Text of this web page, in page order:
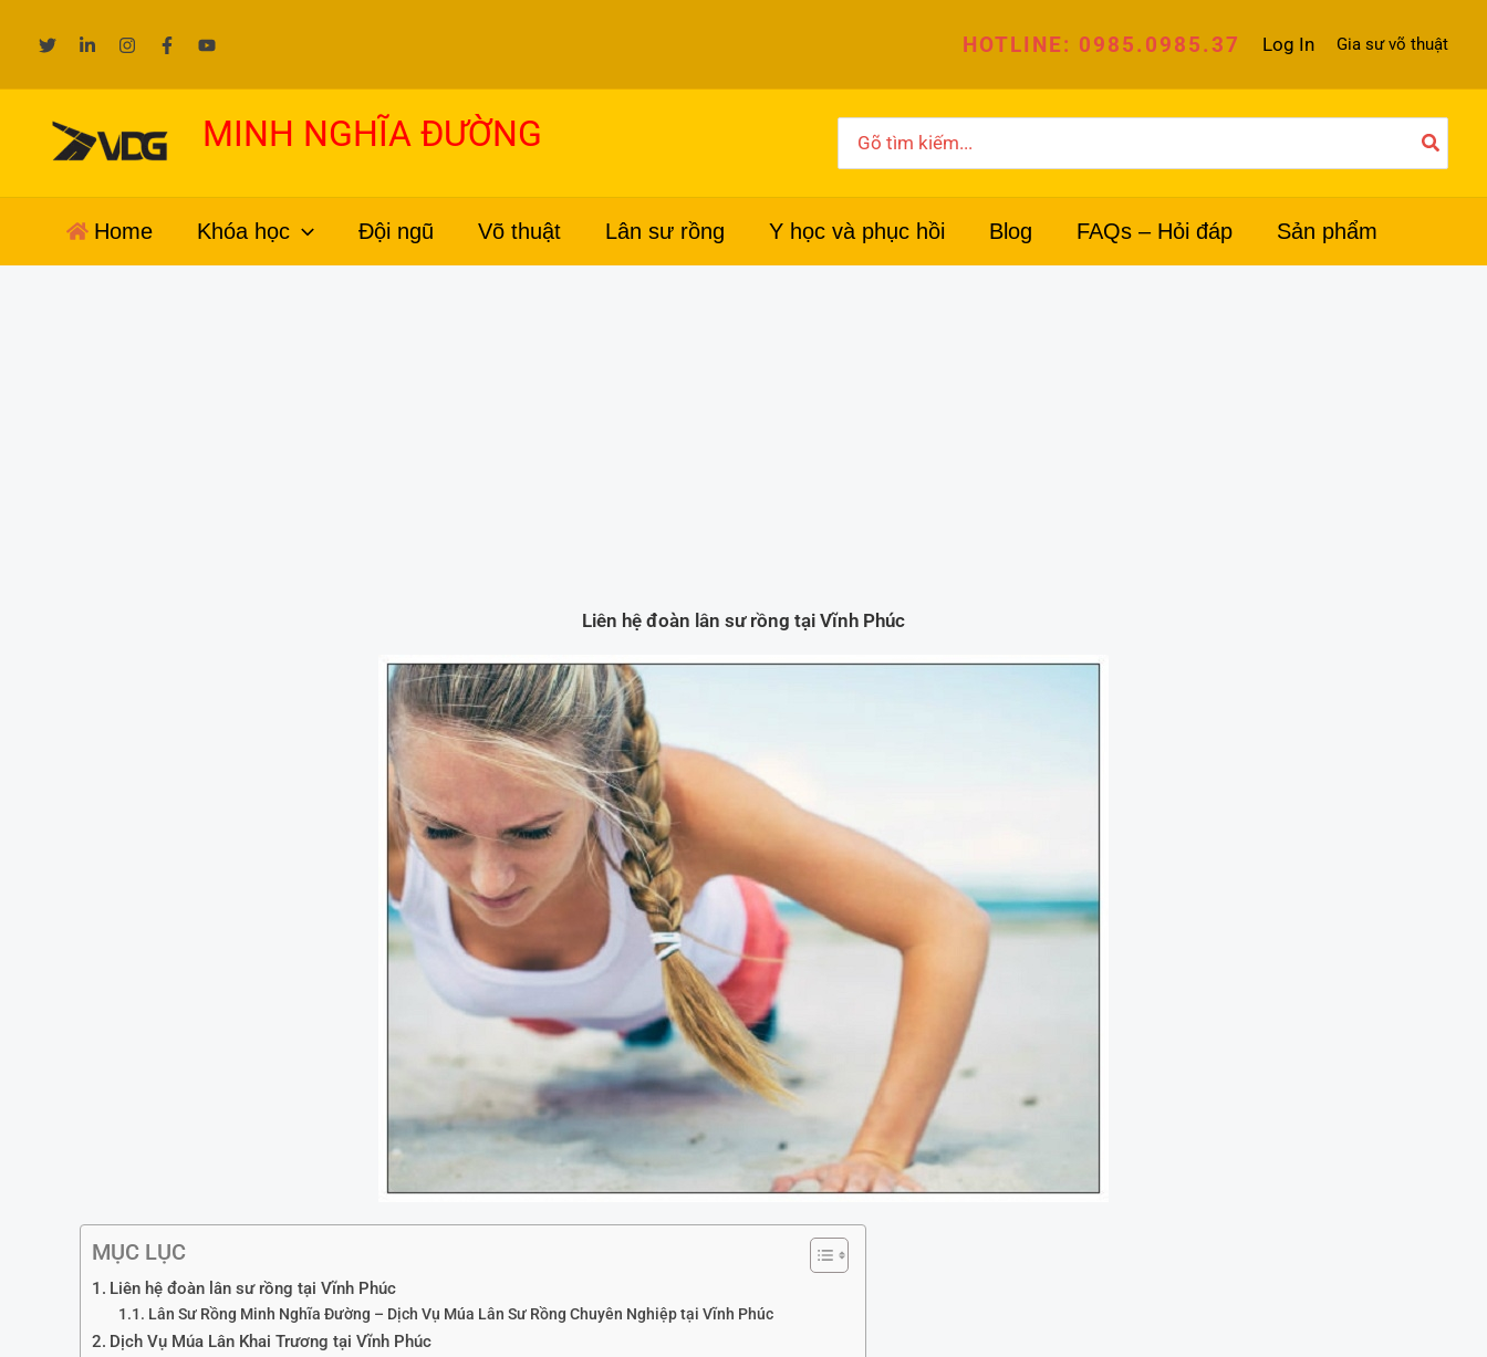
dung
HOTLINE: 0985.0985.37 Log In Gia sư võ thuật
MINH NGHĨA ĐƯỜNG
for:
Home Khóa học Đội ngũ Võ thuật Lân sư rồng Y học và phục hồi Blog FAQs – Hỏi đáp Sản phẩm
Liên hệ đoàn lân sư rồng tại Vĩnh Phúc
MỤC LỤC
Liên hệ đoàn lân sư rồng tại Vĩnh Phúc
Lân Sư Rồng Minh Nghĩa Đường – Dịch Vụ Múa Lân Sư Rồng Chuyên Nghiệp tại Vĩnh Phúc
Dịch Vụ Múa Lân Khai Trương tại Vĩnh Phúc